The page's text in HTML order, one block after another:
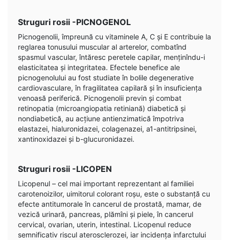
Struguri rosii -PICNOGENOL
Picnogenolii, împreună cu vitaminele A, C și E contribuie la
reglarea tonusului muscular al arterelor, combatînd
spasmul vascular, întăresc peretele capilar, menținîndu-i
elasticitatea și integritatea. Efectele benefice ale
picnogenolului au fost studiate în bolile degenerative
cardiovasculare, în fragilitatea capilară și în insuficiența
venoasă periferică. Picnogenolii previn și combat
retinopatia (microangiopatia retiniană) diabetică și
nondiabetică, au acțiune antienzimatică împotriva
elastazei, hialuronidazei, colagenazei, a1-antitripsinei,
xantinoxidazei și b-glucuronidazei.
Struguri rosii -LICOPEN
Licopenul – cel mai important reprezentant al familiei
carotenoizilor, uimitorul colorant roșu, este o substanță cu
efecte antitumorale în cancerul de prostată, mamar, de
vezică urinară, pancreas, plămîni și piele, în cancerul
cervical, ovarian, uterin, intestinal. Licopenul reduce
semnificativ riscul aterosclerozei, iar incidența infarctului